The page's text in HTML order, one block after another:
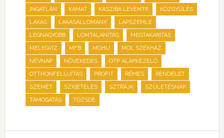
INGATLAN , KAMAT , KASZIBA LEVENTE , KÖZGYŰLÉS ,
LAKÁS , LAKÁSÁLLOMÁNY , LAPSZEMLE ,
LEGNAGYOBB , LOMTALANÍTÁS , MEGTAKARÍTÁS ,
MELEGVÍZ , MFB , MOHU , MOL SZÉKHÁZ ,
NÉVNAP , NÖVEKEDÉS , OTP ALAPKEZELŐ ,
OTTHONFELÚJÍTÁS , PROFIT , RÉMES , RENDELET ,
SZEMÉT , SZIGETELÉS , SZTRÁJK , SZÜLETÉSNAP ,
TÁMOGATÁS , TŐZSDE